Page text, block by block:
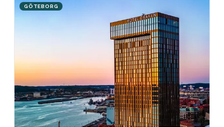
GÖTEBORG